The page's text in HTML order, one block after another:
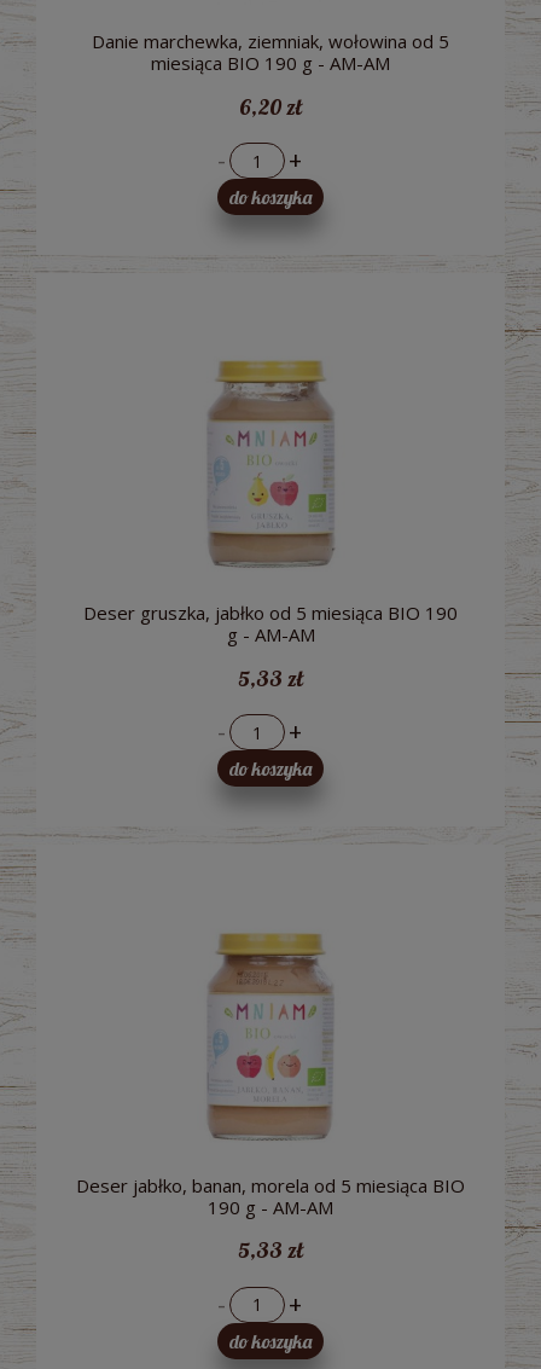
Danie marchewka, ziemniak, wołowina od 5
miesiąca BIO 190 g - AM-AM
6,20 zł
- +
do koszyka
Deser gruszka, jabłko od 5 miesiąca BIO 190
g - AM-AM
5,33 zł
- +
do koszyka
Deser jabłko, banan, morela od 5 miesiąca BIO
190 g - AM-AM
5,33 zł
- +
do koszyka